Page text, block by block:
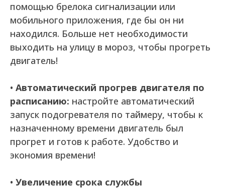
помощью брелока сигнализации или
мобильного приложения, где бы он ни
находился. Больше нет необходимости
выходить на улицу в мороз, чтобы прогреть
двигатель!
• Автоматический прогрев двигателя по
расписанию: настройте автоматический
запуск подогревателя по таймеру, чтобы к
назначенному времени двигатель был
прогрет и готов к работе. Удобство и
экономия времени!
• Увеличение срока службы